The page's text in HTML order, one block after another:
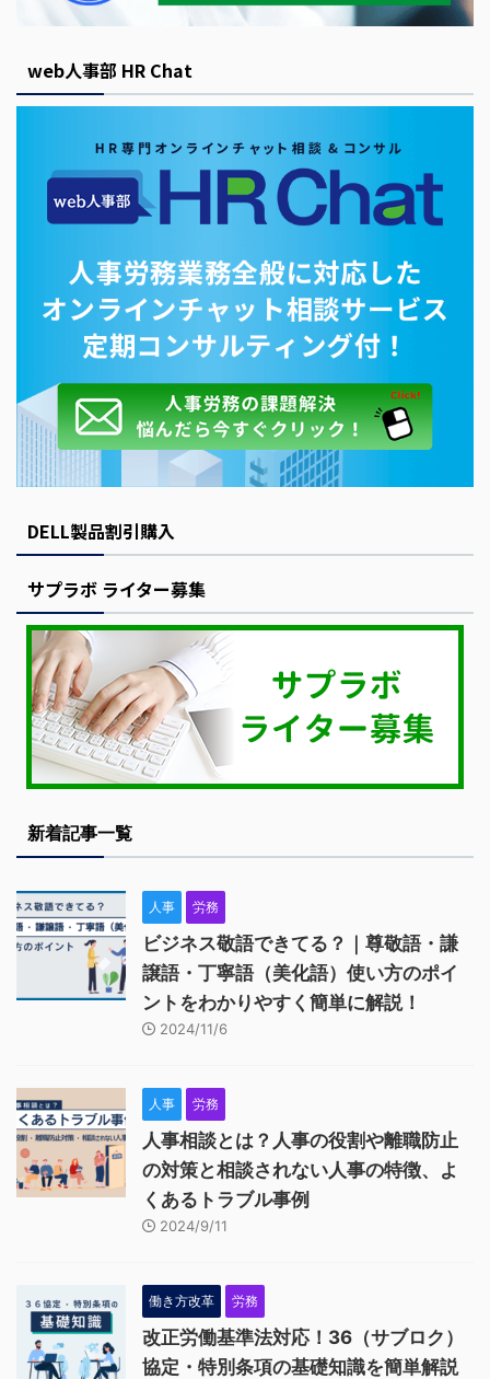
web人事部 HR Chat
DELL製品割引購入
サプラボ ライター募集
新着記事一覧
人事 労務
ビジネス敬語できてる？｜尊敬語・謙
譲語・丁寧語（美化語）使い方のポイ
ントをわかりやすく簡単に解説！
2024/11/6
人事 労務
人事相談とは？人事の役割や離職防止
の対策と相談されない人事の特徴、よ
くあるトラブル事例
2024/9/11
働き方改革 労務
改正労働基準法対応！36（サブロク）
協定・特別条項の基礎知識を簡単解説